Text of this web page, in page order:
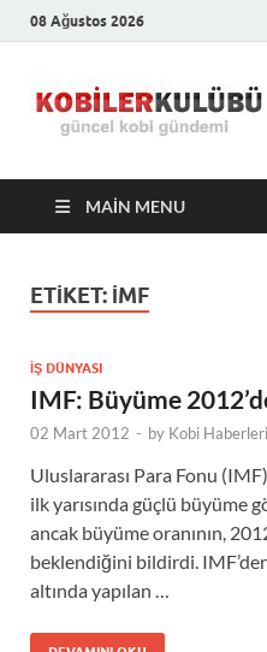
08 Ağustos 2026
MAIN MENU
ETIKET: IMF
İŞ DÜNYASI
IMF: Büyüme
02 Mart 2012 - by Kobi Haberleri
Uluslararası Para Fonu
ilk yarısında güçlü büyüme
ancak büyüme oranının,
beklendiğini bildirdi.
altında yapılan …